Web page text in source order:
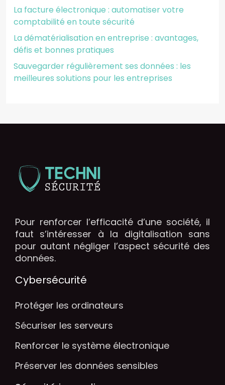
La facture électronique : automatiser votre
comptabilité en toute sécurité
La dématérialisation en entreprise : avantages,
défis et bonnes pratiques
Sauvegarder régulièrement ses données : les
meilleures solutions pour les entreprises
Pour renforcer l’efficacité d’une société, il
faut s’intéresser à la digitalisation sans
pour autant négliger l’aspect sécurité des
données.
Cybersécurité
Protéger les ordinateurs
Sécuriser les serveurs
Renforcer le système électronique
Préserver les données sensibles